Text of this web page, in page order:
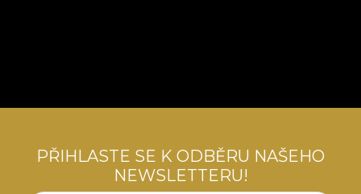
PŘIHLASTE SE K ODBĚRU NAŠEHO
NEWSLETTERU!